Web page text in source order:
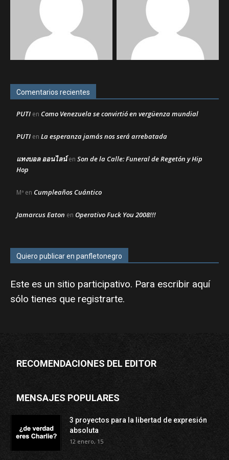
Comentarios recientes
PUTI en Como Venezuela se convirtió en vergüenza mundial
PUTI en La esperanza jamás nos será arrebatada
แทงบอล ออนไลน์en Son de la Calle: Funeral de Regetón y Hip
Hop
Mª en Cumpleaños Cuántico
Jamarcus Eaton en Operativo Fuck You 2008!!!
Quiero publicar en panfletonegro
Este es un sitio participativo. Para escribir aquí
sólo tienes que registrarte.
RECOMENDACIONES DEL EDITOR
MENSAJES POPULARES
3 proyectos para la libertad de expresión
absoluta
12 enero, 15